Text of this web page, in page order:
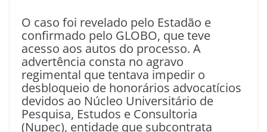
O caso foi revelado pelo Estadão e
confirmado pelo GLOBO, que teve
acesso aos autos do processo. A
advertência consta no agravo
regimental que tentava impedir o
desbloqueio de honorários advocatícios
devidos ao Núcleo Universitário de
Pesquisa, Estudos e Consultoria
(Nupec), entidade que subcontrata